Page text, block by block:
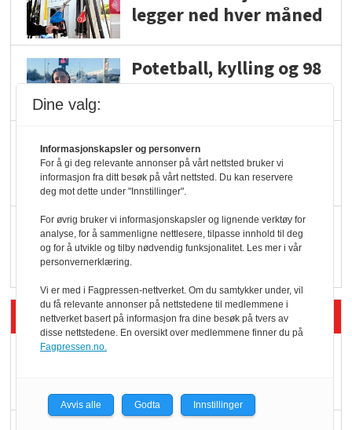
legger ned hver måned
Potetball, kylling og 98
oktan
KBS-bransjen i
endring: Stadig større
serveringstilbud
Vokser med ferdigmat
i dagligvare
Siste artikler - Butikk i praksis
Dine valg:
Informasjonskapsler og personvern
For å gi deg relevante annonser på vårt nettsted bruker vi
informasjon fra ditt besøk på vårt nettsted. Du kan reservere
deg mot dette under "Innstillinger".
For øvrig bruker vi informasjonskapsler og lignende verktøy for
analyse, for å sammenligne nettlesere, tilpasse innhold til deg
og for å utvikle og tilby nødvendig funksjonalitet. Les mer i vår
personvernerklæring.
Vi er med i Fagpressen-nettverket. Om du samtykker under, vil
du få relevante annonser på nettstedene til medlemmene i
nettverket basert på informasjon fra dine besøk på tvers av
disse nettstedene. En oversikt over medlemmene finner du på
Fagpressen.no.
Avvis alle Godta Innstillinger